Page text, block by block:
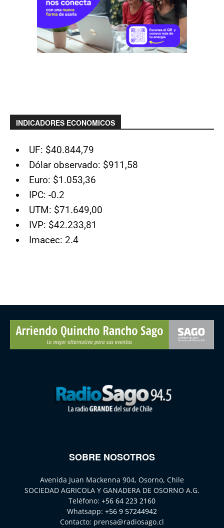
INDICADORES ECONOMICOS
UF: $40.844,79
Dólar observado: $911,58
Euro: $1.053,36
IPC: -0.2
UTM: $71.649,00
IVP: $42.233,81
Imacec: 2.4
SOBRE NOSOTROS
Avenida Juan Mackenna 904, Osorno, Chile
SOCIEDAD AGRICOLA Y GANADERA DE OSORNO A.G.
Teléfono: +56 64 223 2160
Whatsapp: +56 9 57244942
Contacto: prensa@radiosago.cl